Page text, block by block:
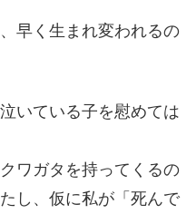
早く生まれ変われるの
いている子を慰めては
ワガタを持ってくるの
し、仮に私が「死んで